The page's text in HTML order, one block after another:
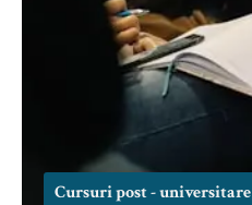
Cursuri post - universitare